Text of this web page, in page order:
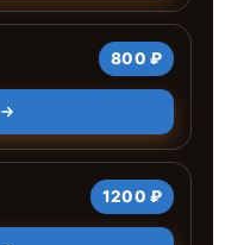
800 ₽
1200 ₽